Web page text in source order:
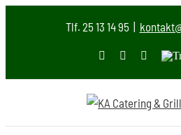
Tlf. 25 13 14 95
FacebookInstagram